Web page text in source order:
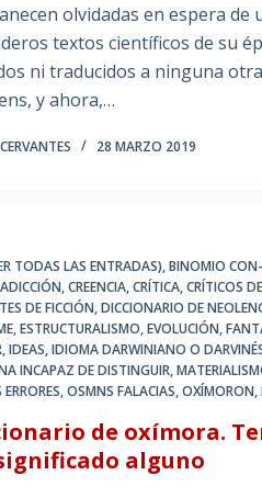
olvidadas en espera de
textos científicos de su
ni traducidos a ninguna
y ahora,…
28 MARZO 2019
TODAS LAS ENTRADAS),BINOMIO
,CREENCIA,CRÍTICA,CRÍTICOS
DE FICCIÓN,DICCIONARIO DE
,ESTRUCTURALISMO,EVOLUCIÓN,
,IDEAS,IDIOMA DARWINIANO O
INCAPAZ DE DISTINGUIR,
,OSMNS FALACIAS,OXÍMORON,
de oxímora.
alguno